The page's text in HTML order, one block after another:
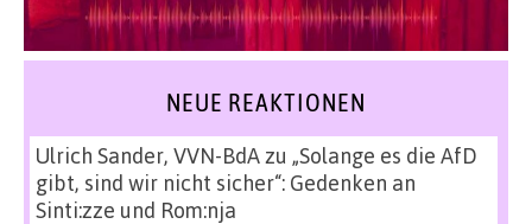
NEUE REAKTIONEN
Ulrich Sander, VVN-BdAzu „Solange es die AfD
gibt, sind wir nicht sicher“: Gedenken an
Sinti:zze und Rom:nja